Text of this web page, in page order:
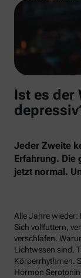
Ist es der
Jeder Zweite
Erfahrung. Die
jetzt normal.
Alle Jahre wieder:
Sich vollfuttern,
verschlafen.
Lichtwesen sind.
Körperrhythmen.
Hormon